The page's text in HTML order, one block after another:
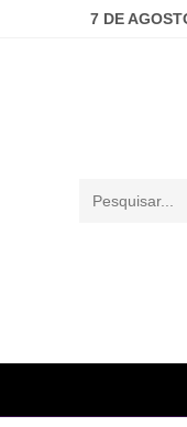
7 DE
Pesquisar